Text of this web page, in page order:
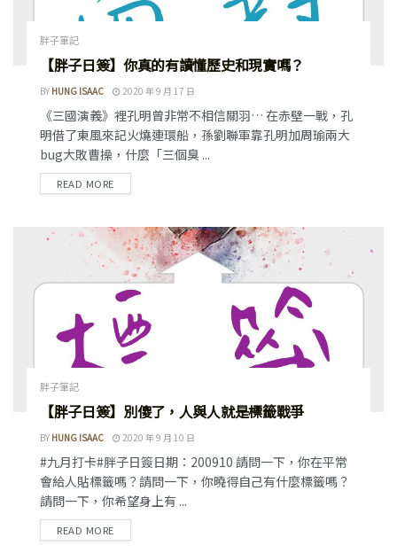
胖子筆記
【胖子日簽】你真的有讀懂歷史和現實嗎？
BY HUNG ISAAC 2020 年 9 月 17 日
《三國演義》裡孔明曾非常不相信關羽… 在赤壁一戰，孔
明借了東風來記火燒連環船，孫劉聯軍靠孔明加周瑜兩大
bug大敗曹操，什麼「三個臭 ...
READ MORE
胖子筆記
【胖子日簽】別傻了，人與人就是標籤戰爭
BY HUNG ISAAC 2020 年 9 月 10 日
#九月打卡#胖子日簽日期：200910 請問一下，你在平常
會給人貼標籤嗎？請問一下，你曉得自己有什麼標籤嗎？
請問一下，你希望身上有 ...
READ MORE